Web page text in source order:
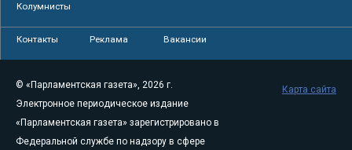
Колумнисты
Контакты Реклама Вакансии
© «Парламентская газета», 2026 г.
Электронное периодическое издание
«Парламентская газета» зарегистрировано в
Федеральной службе по надзору в сфере
Карта сайта